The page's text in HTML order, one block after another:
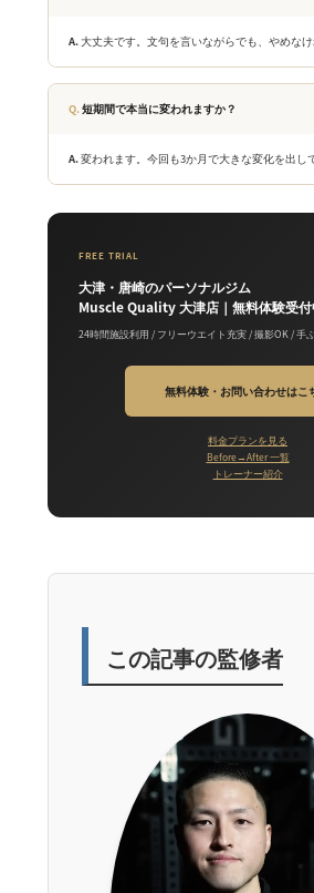
大丈夫です。文句を言いながらでも、やめなけ
短期間で本当に変われますか？
変われます。今回も3か月で大きな変化を出し
FREE TRIAL
大津・唐崎のパーソナルジム
Muscle Quality 大津店｜無料体験受付
24時間施設利用 / フリーウエイト充実 / 撮影OK / 手
無料体験・お問い合わせはこ
料金プランを見る
Before→After 一覧
トレーナー紹介
この記事の監修者